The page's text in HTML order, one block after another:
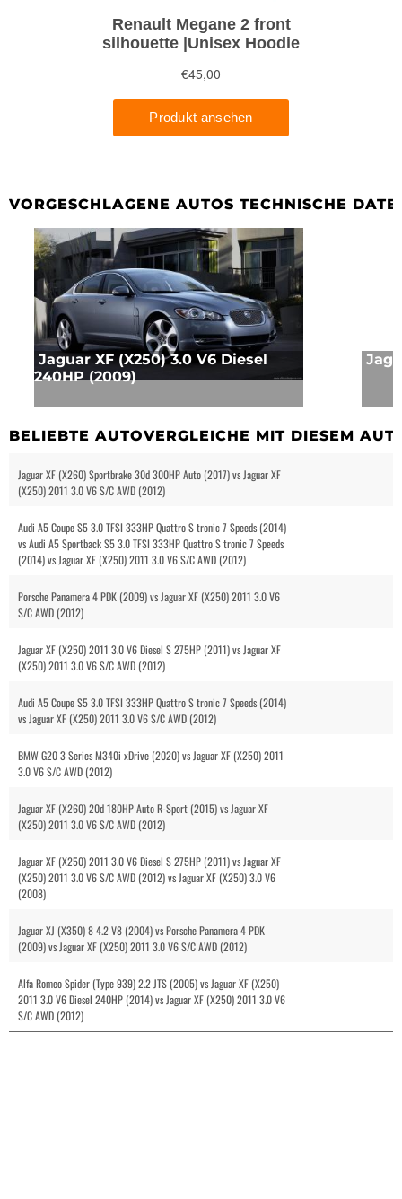
VORGESCHLAGENE AUTOS TECHNISCHE
Jaguar XF (X250) 3.0 V6 Diesel
240HP (2009)
BELIEBTE AUTOVERGLEICHE MIT DIESEM
Jaguar XF (X260) Sportbrake 30d 300HP Auto (2017) vs Jaguar XF
(X250) 2011 3.0 V6 S/C AWD (2012)
Audi A5 Coupe S5 3.0 TFSI 333HP Quattro S tronic 7 Speeds (2014)
vs Audi A5 Sportback S5 3.0 TFSI 333HP Quattro S tronic 7 Speeds
(2014) vs Jaguar XF (X250) 2011 3.0 V6 S/C AWD (2012)
Porsche Panamera 4 PDK (2009) vs Jaguar XF (X250) 2011 3.0 V6
S/C AWD (2012)
Jaguar XF (X250) 2011 3.0 V6 Diesel S 275HP (2011) vs Jaguar XF
(X250) 2011 3.0 V6 S/C AWD (2012)
Audi A5 Coupe S5 3.0 TFSI 333HP Quattro S tronic 7 Speeds (2014)
vs Jaguar XF (X250) 2011 3.0 V6 S/C AWD (2012)
BMW G20 3 Series M340i xDrive (2020) vs Jaguar XF (X250) 2011
3.0 V6 S/C AWD (2012)
Jaguar XF (X260) 20d 180HP Auto R-Sport (2015) vs Jaguar XF
(X250) 2011 3.0 V6 S/C AWD (2012)
Jaguar XF (X250) 2011 3.0 V6 Diesel S 275HP (2011) vs Jaguar XF
(X250) 2011 3.0 V6 S/C AWD (2012) vs Jaguar XF (X250) 3.0 V6
(2008)
Jaguar XJ (X350) 8 4.2 V8 (2004) vs Porsche Panamera 4 PDK
(2009) vs Jaguar XF (X250) 2011 3.0 V6 S/C AWD (2012)
Alfa Romeo Spider (Type 939) 2.2 JTS (2005) vs Jaguar XF (X250)
2011 3.0 V6 Diesel 240HP (2014) vs Jaguar XF (X250) 2011 3.0 V6
S/C AWD (2012)